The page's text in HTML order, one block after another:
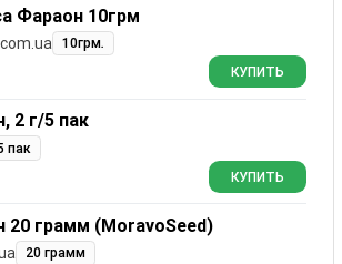
Фараон 10грм
10грм.
КУПИТЬ
2 г/5 пак
пак
КУПИТЬ
20 грамм (MoravoSeed)
20 грамм